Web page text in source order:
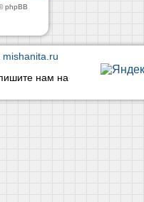
phpBB
mishanita.ru
нам на